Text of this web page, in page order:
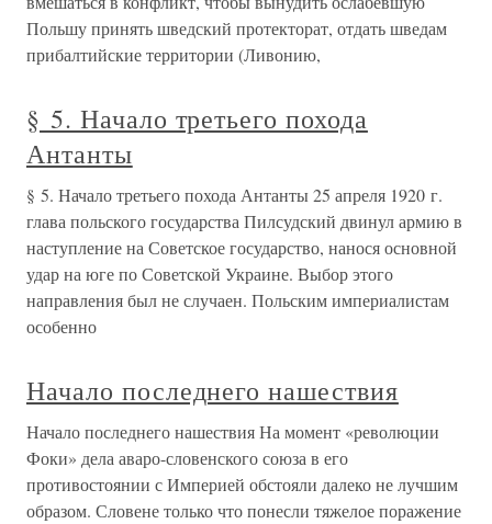
Польшу принять шведский протекторат, отдать шведам
прибалтийские территории (Ливонию,
§ 5. Начало третьего похода
Антанты
§ 5. Начало третьего похода Антанты 25 апреля 1920 г.
глава польского государства Пилсудский двинул армию в
наступление на Советское государство, нанося основной
удар на юге по Советской Украине. Выбор этого
направления был не случаен. Польским империалистам
особенно
Начало последнего нашествия
Начало последнего нашествия На момент «революции
Фоки» дела аваро-словенского союза в его
противостоянии с Империей обстояли далеко не лучшим
образом. Словене только что понесли тяжелое поражение